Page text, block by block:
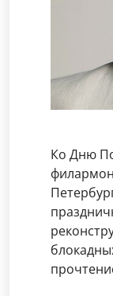
Ко Дню